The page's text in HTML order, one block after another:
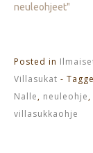
neuleohjeet"
Posted in
Villasukat -
Nalle, neuleohje,
villasukkaohje